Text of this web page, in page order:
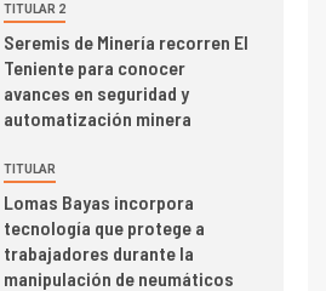
I+D
Codelco reporta Ebitda de US$
6.670 millones y mejora sus
indicadores financieros
TITULAR 2
Seremis de Minería recorren El
Teniente para conocer
avances en seguridad y
automatización minera
TITULAR
Lomas Bayas incorpora
tecnología que protege a
trabajadores durante la
manipulación de neumáticos